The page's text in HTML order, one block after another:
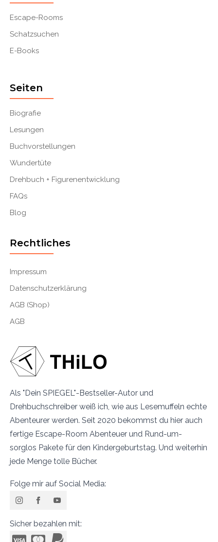
Als "Dein SPIEGEL"-Bestseller-Autor und
Drehbuchschreiber weiß ich, wie aus Lesemuffeln echte
Abenteurer werden. Seit 2020 bekommst du hier auch
fertige Escape-Room Abenteuer und Rund-um-
sorglos Pakete für den Kindergeburtstag. Und weiterhin
jede Menge tolle Bücher.
Folge mir auf Social Media:
Sicher bezahlen mit:
Escape-Rooms
Schatzsuchen
E-Books
Seiten
Biografie
Lesungen
Buchvorstellungen
Wundertüte
Drehbuch + Figurenentwicklung
FAQs
Blog
Rechtliches
Impressum
Datenschutzerklärung
AGB (Shop)
AGB